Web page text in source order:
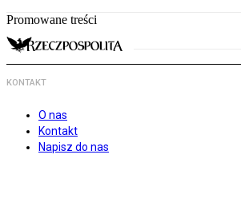
Promowane treści
KONTAKT
O nas
Kontakt
Napisz do nas